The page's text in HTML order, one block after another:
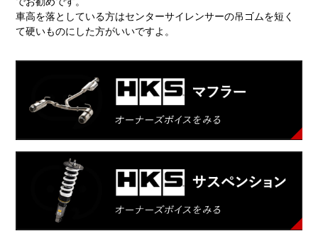
車高を落としている方はセンターサイレンサーの吊ゴムを短く
て硬いものにした方がいいですよ。